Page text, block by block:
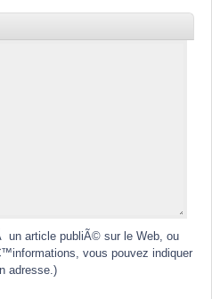
un article publiÃ© sur le Web, ou
vous pouvez indiquer
adresse.)